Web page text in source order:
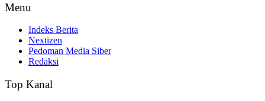
Menu
Indeks Berita
Nextizen
Pedoman Media Siber
Redaksi
Top Kanal